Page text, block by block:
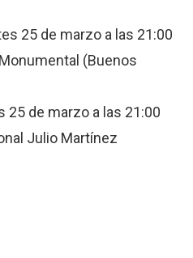
25 de marzo a las 21:00
(Buenos
25 de marzo a las 21:00
Julio Martínez